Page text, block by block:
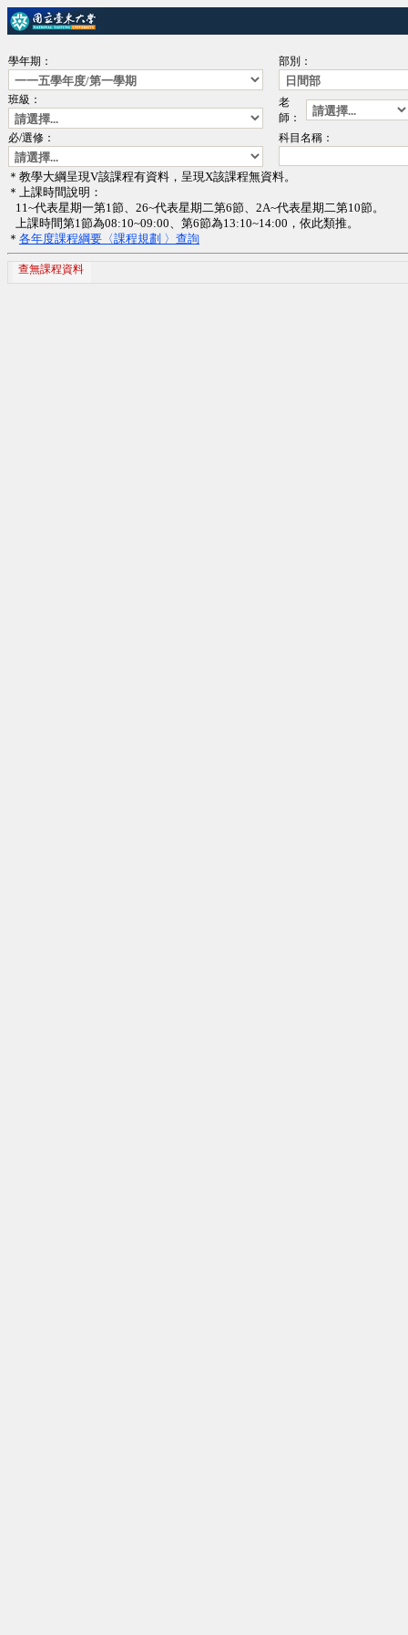
學年期： 部別：
班級：
老
師：
必/選修：
科目名稱：
＊教學大綱呈現V該課程有資料，呈現X該課程無資料。
＊上課時間說明：
11~代表星期一第1節、26~代表星期二第6節、2A~代表星期二第10節。
上課時間第1節為08:10~09:00、第6節為13:10~14:00，依此類推。
＊ 各年度課程綱要〈課程規劃 〉查詢
查無課程資料